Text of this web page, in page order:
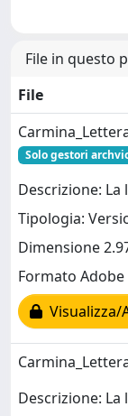
File in questo
File
Solo gestori
Descrizione:
Tipologia:
Dimensione
Formato Adobe
Visualizza/
Descrizione: